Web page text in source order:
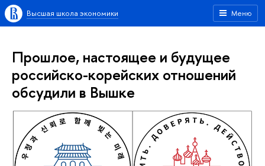
Меню
Высшая школа экономики
Прошлое, настоящее и будущее
российско-корейских отношений
обсудили в Вышке